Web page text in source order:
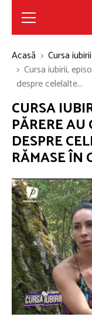
Acasă
Cursa iubirii
Cursa iubirii,
despre celelalte...
CURSA
PĂRERE
DESPRE
RĂMASE ÎN